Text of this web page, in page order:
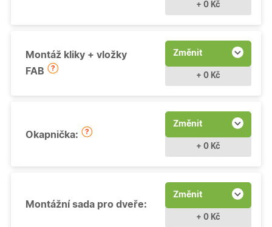
+ 0 Kč
Montáž kliky + vložky
FAB
Změnit
+ 0 Kč
Okapnička:
Změnit
+ 0 Kč
Montážní sada pro dveře:
Změnit
+ 0 Kč